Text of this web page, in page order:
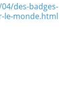
des-badges-
le-monde.html